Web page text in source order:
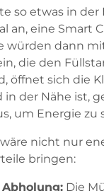
so etwas in der
an, eine Smart
würden dann
die den
öffnet sich die
der Nähe ist,
um Energie zu
nicht nur
bringen:
Die